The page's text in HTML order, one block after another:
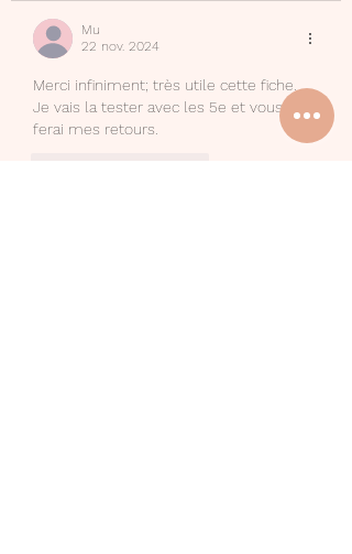
Mu
22 nov. 2024
Merci infiniment; très utile cette fiche.
Je vais la tester avec les 5e et vous
ferai mes retours.